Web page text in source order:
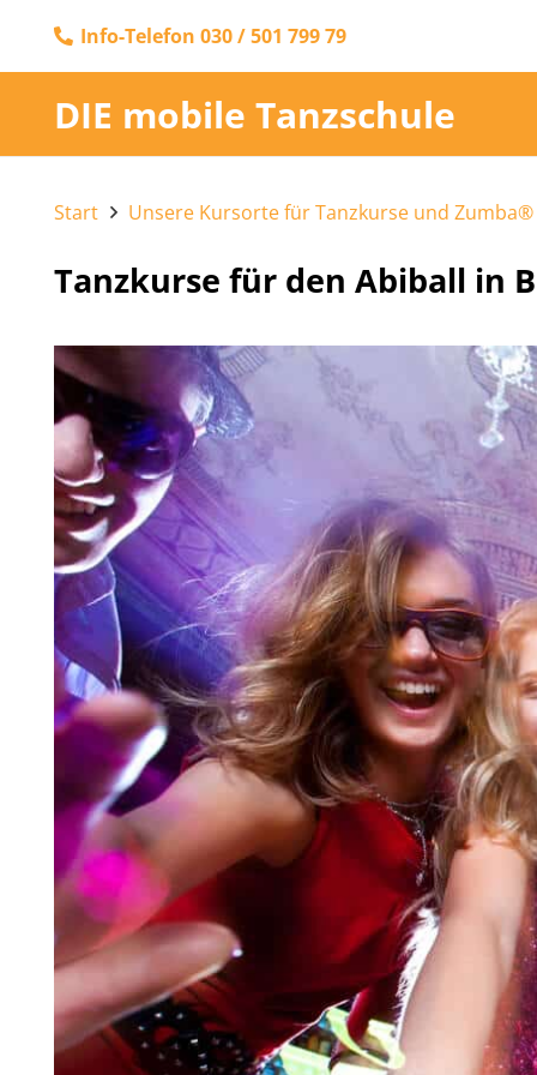
Info-Telefon 030 / 501 799 79
DIE mobile Tanzschule
Start Unsere Kursorte für Tanzkurse und
Tanzkurse für den Abiball in